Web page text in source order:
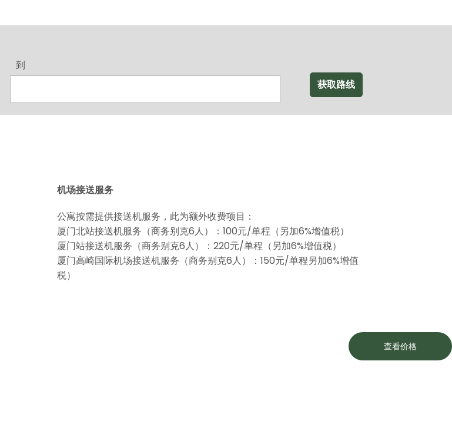
查看价格
到
获取路线
机场接送服务
公寓按需提供接送机服务，此为额外收费项目：
厦门北站接送机服务（商务别克6人）：100元/单程（另加6%增值税）
厦门站接送机服务（商务别克6人）：220元/单程（另加6%增值税）
厦门高崎国际机场接送机服务（商务别克6人）：150元/单程另加6%增值
税）